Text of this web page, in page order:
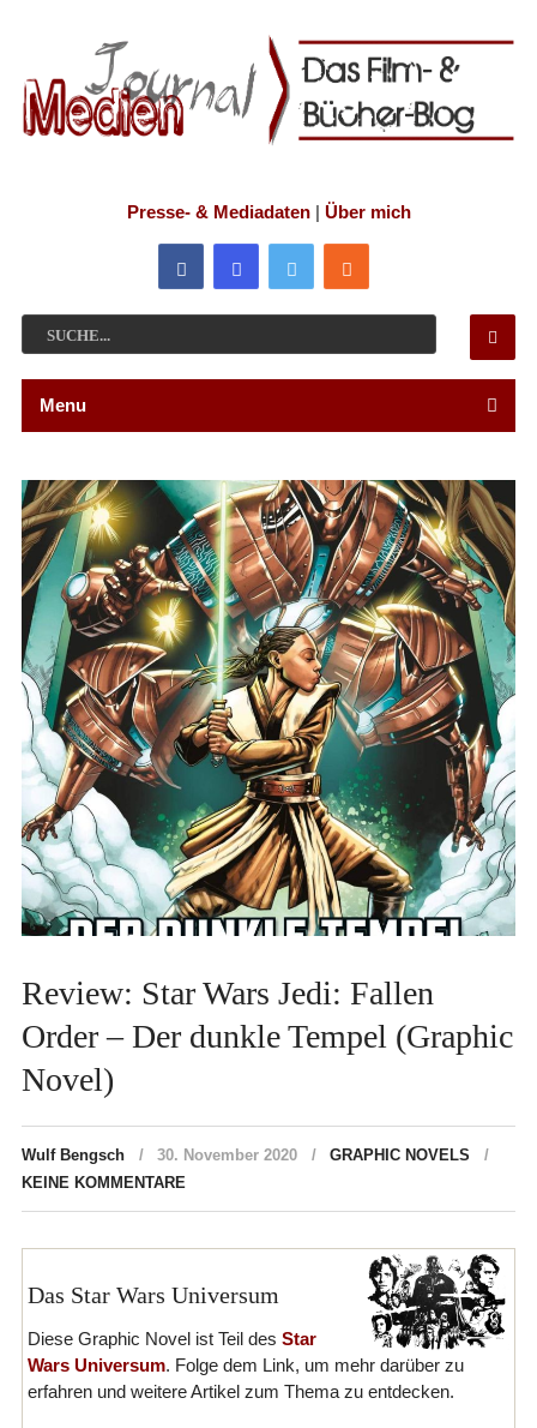
Presse- & Mediadaten| Über mich
Menu
Review: Star Wars Jedi: Fallen
Order – Der dunkle Tempel (Graphic
Novel)
Wulf Bengsch 30. November 2020
GRAPHIC NOVELS
KEINE KOMMENTARE
Das Star Wars Universum
Diese Graphic Novel ist Teil des Star
Wars Universum. Folge dem Link, um mehr darüber zu
erfahren und weitere Artikel zum Thema zu entdecken.